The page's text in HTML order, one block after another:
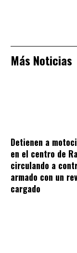
Más Noticias
Detienen a
en el centro de
circulando a
armado con un
cargado